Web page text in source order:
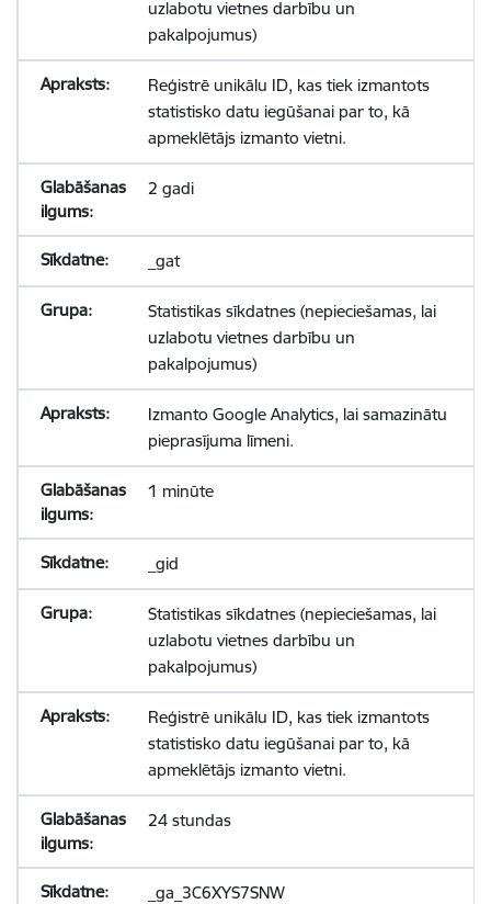
uzlabotu vietnes darbību un
pakalpojumus)
Reģistrē unikālu ID, kas tiek izmantots
statistisko datu iegūšanai par to, kā
apmeklētājs izmanto vietni.
2 gadi
_gat
Statistikas sīkdatnes (nepieciešamas, lai
uzlabotu vietnes darbību un
pakalpojumus)
Izmanto Google Analytics, lai samazinātu
pieprasījuma līmeni.
1 minūte
_gid
Statistikas sīkdatnes (nepieciešamas, lai
uzlabotu vietnes darbību un
pakalpojumus)
Reģistrē unikālu ID, kas tiek izmantots
statistisko datu iegūšanai par to, kā
apmeklētājs izmanto vietni.
24 stundas
_ga_3C6XYS7SNW